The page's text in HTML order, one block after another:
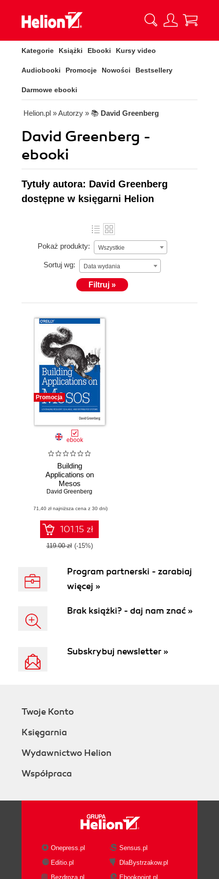
Kategorie Książki Ebooki Kursy video
Audiobooki Promocje Nowości Bestsellery
Darmowe ebooki
Helion.pl » Autorzy » 📚 David Greenberg
David Greenberg -
ebooki
Tytuły autora: David Greenberg
dostępne w księgarni Helion
Pokaż produkty: Wszystkie
Sortuj wg: Data wydania
Filtruj »
Promocja
ebook
Building
Applications on
Mesos
David Greenberg
(71,40 zł najniższa cena z 30 dni)
101.15 zł
119.00 zł (-15%)
Program partnerski - zarabiaj
więcej »
Brak książki? - daj nam znać »
Subskrybuj newsletter »
Twoje Konto
Księgarnia
Wydawnictwo Helion
Współpraca
Onepress.pl
Sensus.pl
Editio.pl
DlaBystrzakow.pl
Bezdroza.pl
Ebookpoint.pl